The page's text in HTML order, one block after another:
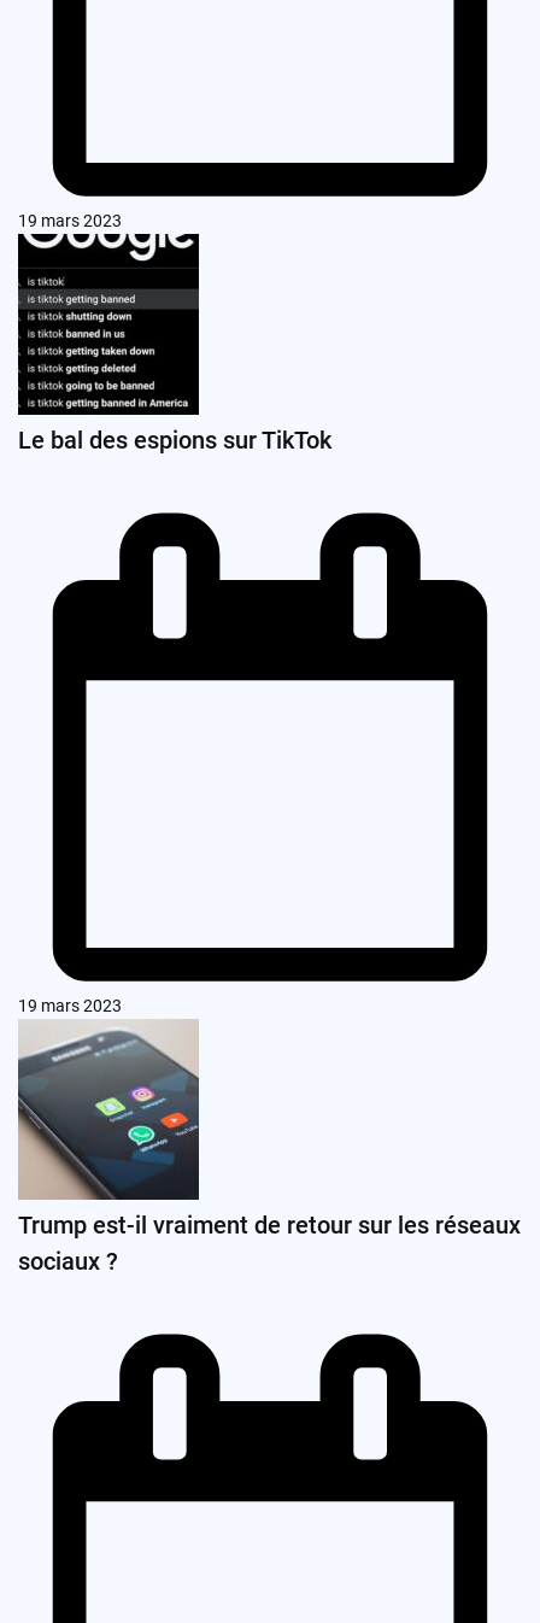
19 mars 2023
Le bal des espions sur TikTok
19 mars 2023
Trump est-il vraiment de retour sur les réseaux
sociaux ?